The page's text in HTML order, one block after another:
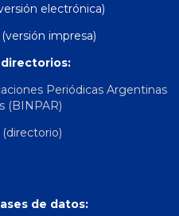
electrónica)
impresa)
Periódicas Argentinas
(BINPAR)
(directorio)
de datos: